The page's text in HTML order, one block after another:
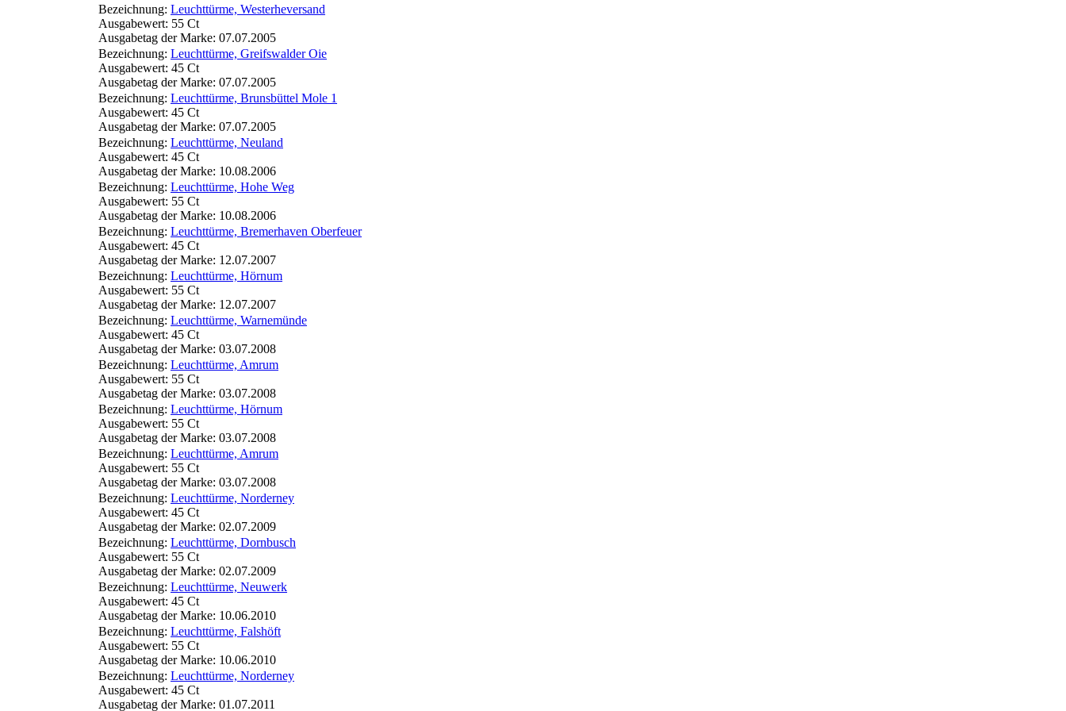
Bezeichnung: Leuchttürme, Westerheversand
Ausgabewert: 55 Ct
Ausgabetag der Marke: 07.07.2005
Bezeichnung: Leuchttürme, Greifswalder Oie
Ausgabewert: 45 Ct
Ausgabetag der Marke: 07.07.2005
Bezeichnung: Leuchttürme, Brunsbüttel Mole 1
Ausgabewert: 45 Ct
Ausgabetag der Marke: 07.07.2005
Bezeichnung: Leuchttürme, Neuland
Ausgabewert: 45 Ct
Ausgabetag der Marke: 10.08.2006
Bezeichnung: Leuchttürme, Hohe Weg
Ausgabewert: 55 Ct
Ausgabetag der Marke: 10.08.2006
Bezeichnung: Leuchttürme, Bremerhaven Oberfeuer
Ausgabewert: 45 Ct
Ausgabetag der Marke: 12.07.2007
Bezeichnung: Leuchttürme, Hörnum
Ausgabewert: 55 Ct
Ausgabetag der Marke: 12.07.2007
Bezeichnung: Leuchttürme, Warnemünde
Ausgabewert: 45 Ct
Ausgabetag der Marke: 03.07.2008
Bezeichnung: Leuchttürme, Amrum
Ausgabewert: 55 Ct
Ausgabetag der Marke: 03.07.2008
Bezeichnung: Leuchttürme, Hörnum
Ausgabewert: 55 Ct
Ausgabetag der Marke: 03.07.2008
Bezeichnung: Leuchttürme, Amrum
Ausgabewert: 55 Ct
Ausgabetag der Marke: 03.07.2008
Bezeichnung: Leuchttürme, Norderney
Ausgabewert: 45 Ct
Ausgabetag der Marke: 02.07.2009
Bezeichnung: Leuchttürme, Dornbusch
Ausgabewert: 55 Ct
Ausgabetag der Marke: 02.07.2009
Bezeichnung: Leuchttürme, Neuwerk
Ausgabewert: 45 Ct
Ausgabetag der Marke: 10.06.2010
Bezeichnung: Leuchttürme, Falshöft
Ausgabewert: 55 Ct
Ausgabetag der Marke: 10.06.2010
Bezeichnung: Leuchttürme, Norderney
Ausgabewert: 45 Ct
Ausgabetag der Marke: 01.07.2011